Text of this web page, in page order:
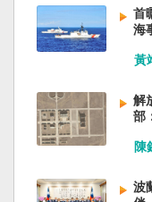
有關。 這些大
安？ （作者林
群落留下來的
會傳承更多日
來台也是中國
了，台灣早就
國民養成過程
也不會有見證
萬六千多平方
北相連，四面
只是住所，更
熟悉環境，本
所只是學校體
活便利性，民
此，現代防災
而要建立讓人
障礙者等需求
支援與基本生
首
海
黃
解
部
陳
波